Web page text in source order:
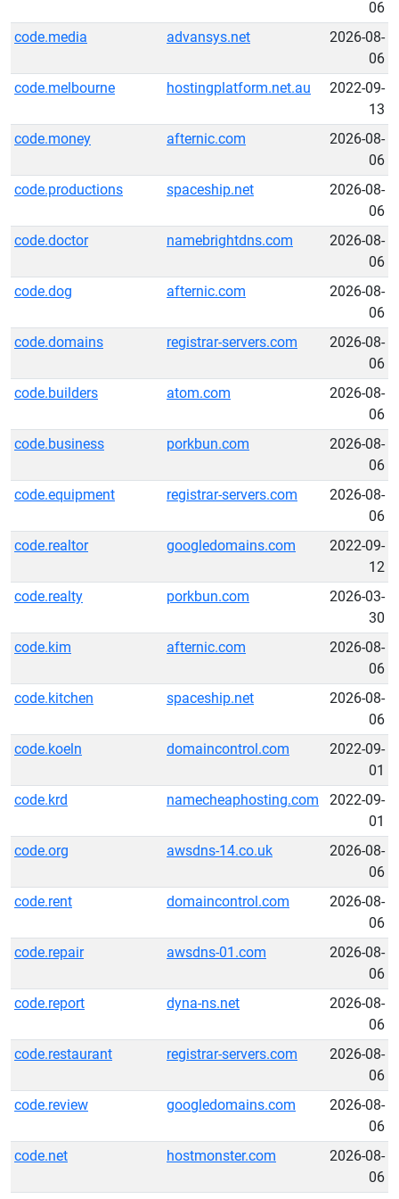
06
code.media
advansys.net
2026-08-
06
code.melbourne
hostingplatform.net.au
2022-09-
13
code.money
afternic.com
2026-08-
06
code.productions
spaceship.net
2026-08-
06
code.doctor
namebrightdns.com
2026-08-
06
code.dog
afternic.com
2026-08-
06
code.domains
registrar-servers.com
2026-08-
06
code.builders
atom.com
2026-08-
06
code.business
porkbun.com
2026-08-
06
code.equipment
registrar-servers.com
2026-08-
06
code.realtor
googledomains.com
2022-09-
12
code.realty
porkbun.com
2026-03-
30
code.kim
afternic.com
2026-08-
06
code.kitchen
spaceship.net
2026-08-
06
code.koeln
domaincontrol.com
2022-09-
01
code.krd
namecheaphosting.com
2022-09-
01
code.org
awsdns-14.co.uk
2026-08-
06
code.rent
domaincontrol.com
2026-08-
06
code.repair
awsdns-01.com
2026-08-
06
code.report
dyna-ns.net
2026-08-
06
code.restaurant
registrar-servers.com
2026-08-
06
code.review
googledomains.com
2026-08-
06
code.net
hostmonster.com
2026-08-
06